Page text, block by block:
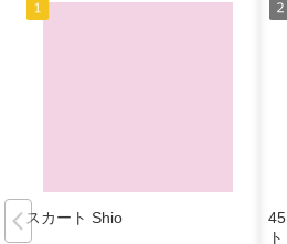
スカート Shio
ト